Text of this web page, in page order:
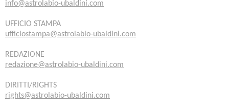
info@astrolabio-ubaldini.com
UFFICIO STAMPA
ufficiostampa@astrolabio-ubaldini.com
REDAZIONE
redazione@astrolabio-ubaldini.com
DIRITTI/RIGHTS
rights@astrolabio-ubaldini.com